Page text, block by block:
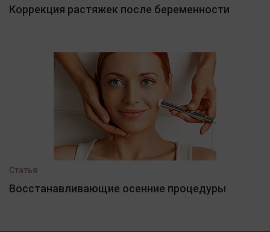
Коррекция растяжек после беременности
Статья
Восстанавливающие осенние процедуры